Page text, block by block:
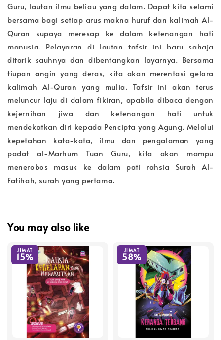
Guru, lautan ilmu beliau yang dalam. Dapat kita selami
bersama bagi setiap arus makna huruf dan kalimah Al-
Quran supaya meresap ke dalam ketenangan hati
manusia. Pelayaran di lautan tafsir ini baru sahaja
ditarik sauhnya dan dibentangkan layarnya. Bersama
tiupan angin yang deras, kita akan merentasi gelora
kalimah Al-Quran yang mulia. Tafsir ini akan terus
meluncur laju di dalam fikiran, apabila dibaca dengan
kejernihan jiwa dan ketenangan hati untuk
mendekatkan diri kepada Pencipta yang Agung. Melalui
kepetahan kata-kata, ilmu dan pengalaman yang
padat al-Marhum Tuan Guru, kita akan mampu
menerobos masuk ke dalam pati rahsia Surah Al-
Fatihah, surah yang pertama.
You may also like
JIMAT
15%
JIMAT
58%